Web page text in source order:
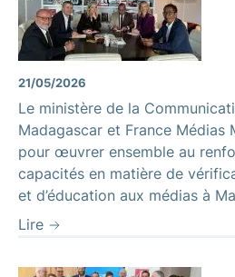
21/05/2026
Le ministère de la
Madagascar et France Médias
pour œuvrer ensemble au
capacités en matière de
et d’éducation aux médias à
Lire